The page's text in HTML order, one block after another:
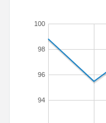
94
96
98
100